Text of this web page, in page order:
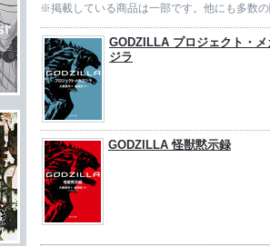
※掲載している商品は一部です。他にも多数
GODZILLA プロジェクト・メ
ジラ
GODZILLA 怪獣黙示録